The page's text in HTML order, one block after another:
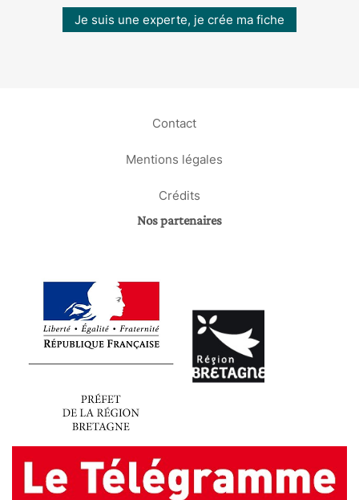
Je suis une experte, je crée ma fiche
Contact
Mentions légales
Crédits
Nos partenaires